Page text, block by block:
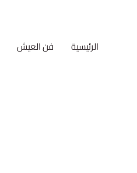
الرئيسية فن العيش